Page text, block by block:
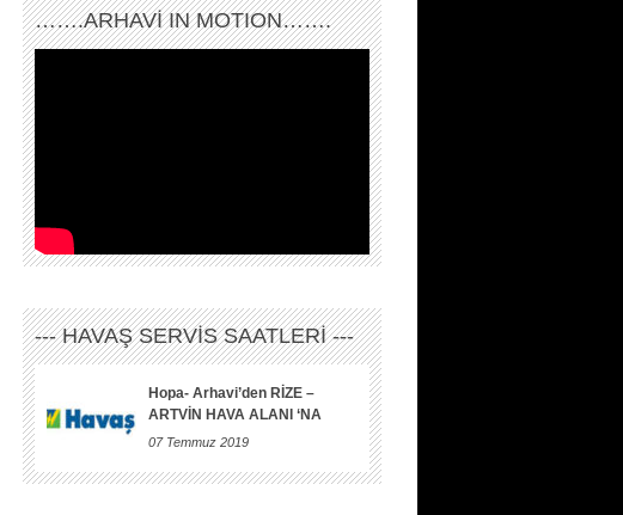
…….ARHAVI IN MOTION…….
--- HAVAŞ SERVİS SAATLERİ ---
Hopa- Arhavi’den RİZE –
ARTVİN HAVA ALANI ‘NA
07 Temmuz 2019